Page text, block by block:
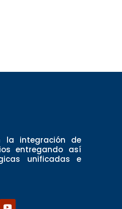
la integración de
entregando así
unificadas e